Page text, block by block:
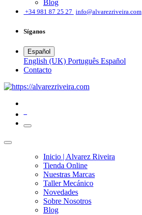
Blog
+34 981 87 25 27 info@alvarezriveira.com
Síganos
Español
English (UK) Português Español
​Contacto
Inicio | Alvarez Riveira
Tienda Online
Nuestras Marcas
Taller Mecánico
Novedades
Sobre Nosotros
Blog